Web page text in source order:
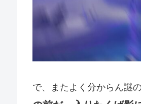
で、またよく分からん謎